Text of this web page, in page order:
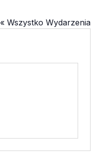
« Wszystko Wydarzenia